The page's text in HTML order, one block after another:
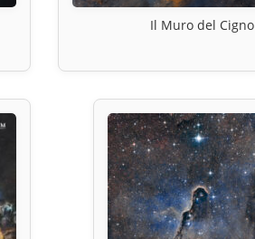
Il Muro del Cigno